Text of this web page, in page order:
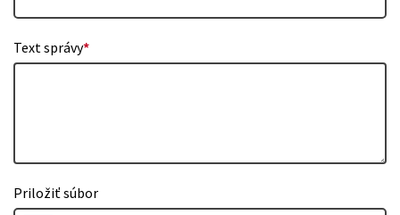
Text správy*
Priložiť súbor